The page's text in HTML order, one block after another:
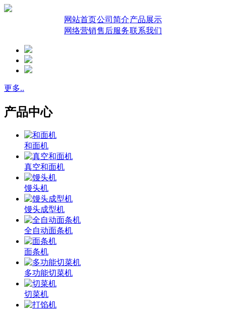
网站首页公司简介产品展示
网络营销售后服务联系我们
更多..
产品中心
和面机
真空和面机
馒头机
馒头成型机
全自动面条机
面条机
多功能切菜机
切菜机